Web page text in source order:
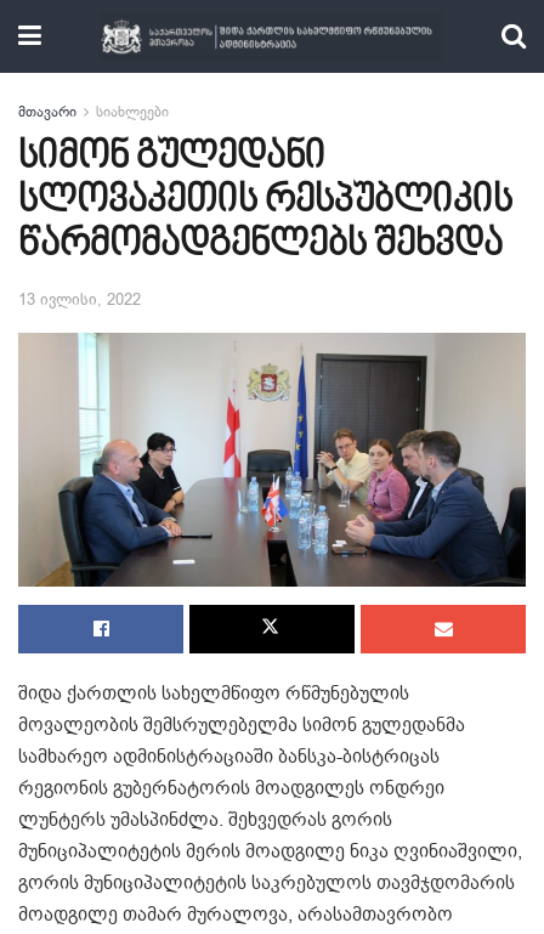
მთავარი სიახლეები
სიმონ გულედანი
სლოვაკეთის რესპუბლიკის
წარმომადგენლებს შეხვდა
13 ივლისი, 2022
შიდა ქართლის სახელმწიფო რწმუნებულის
მოვალეობის შემსრულებელმა სიმონ გულედანმა
სამხარეო ადმინისტრაციაში ბანსკა-ბისტრიცას
რეგიონის გუბერნატორის მოადგილეს ონდრეი
ლუნტერს უმასპინძლა. შეხვედრას გორის
მუნიციპალიტეტის მერის მოადგილე ნიკა ღვინიაშვილი,
გორის მუნიციპალიტეტის საკრებულოს თავმჯდომარის
მოადგილე თამარ მურალოვა, არასამთავრობო